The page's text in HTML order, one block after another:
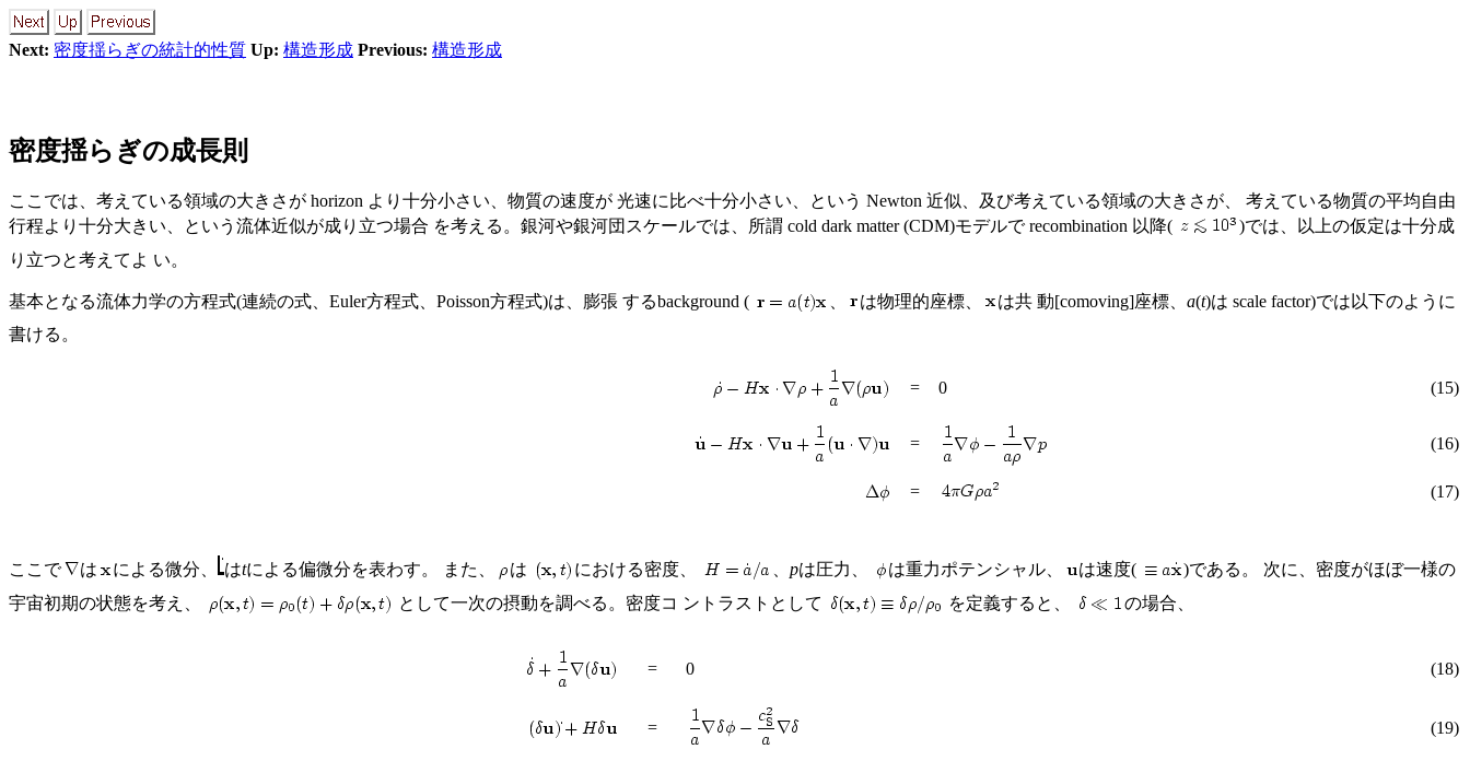
Next: 密度揺らぎの統計的性質 Up: 構造形成 Previous: 構造形成
密度揺らぎの成長則
ここでは、考えている領域の大きさが horizon より十分小さい、物質の速度が 光速に比べ十分小さい、という Newton 近似、及び考えている領域の大きさが、 考えている物質の平均自由
行程より十分大きい、という流体近似が成り立つ場合 を考える。銀河や銀河団スケールでは、所謂 cold dark matter (CDM)モデルで recombination 以降(
)では、以上の仮定は十分成
り立つと考えてよ い。
基本となる流体力学の方程式(連続の式、Euler方程式、Poisson方程式)は、膨張 するbackground ( は物理的座標、 は共 動[comoving]座標、 a(t)は scale factor)では以下のように
書ける。
= 0 (15)
= (16)
= (17)
ここで は による微分、 はtによる偏微分を表わす。 また、 は における密度、 pは圧力、 は重力ポテンシャル、 は速度(
)である。 次に、密度がほぼ一様の
宇宙初期の状態を考え、
として一次の摂動を調べる。密度コ ントラストとして を定義すると、 の場合、
= 0 (18)
= (19)